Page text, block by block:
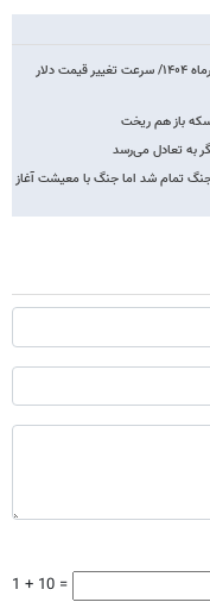
قیمت جدید دلار، یورو و سایر ارزها امروز ۲۵ تیرماه ۱۴۰۴/ سرعت تغییر قیمت دلار
تمام شد اما جنگ با معیشت آغاز
1 + 10 =